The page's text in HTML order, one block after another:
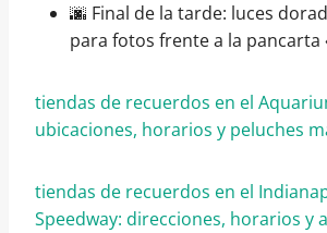
🌆 Final de la tarde: luces
para fotos frente a la pancarta
tiendas de recuerdos en el
ubicaciones, horarios y peluches
tiendas de recuerdos en el
Speedway: direcciones, horarios y